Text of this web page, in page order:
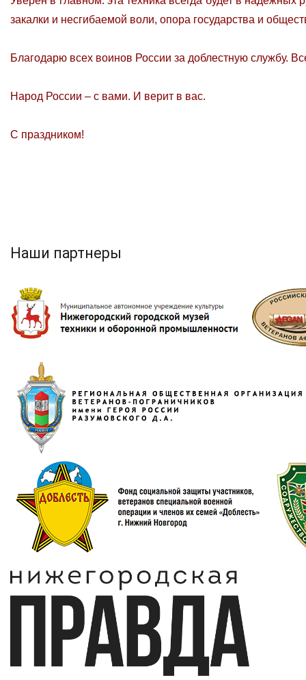
закалки и несгибаемой воли, опора государства и
Благодарю всех воинов России за доблестную службу.
Народ России – с вами. И верит в вас.
С праздником!
Наши партнеры